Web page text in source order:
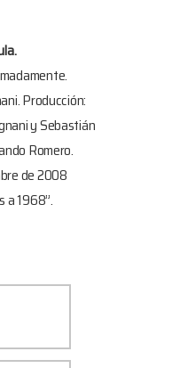
Producción:
y Sebastián
Romero.
de 2008
a 1968”.